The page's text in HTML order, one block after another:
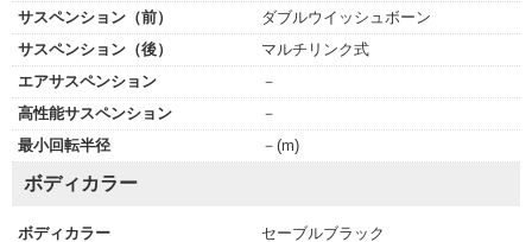
サスペンション（前）
ダブルウイッシュボーン
サスペンション（後）
マルチリンク式
エアサスペンション
－
高性能サスペンション
－
最小回転半径
－(m)
ボディカラー
ボディカラー
セーブルブラック